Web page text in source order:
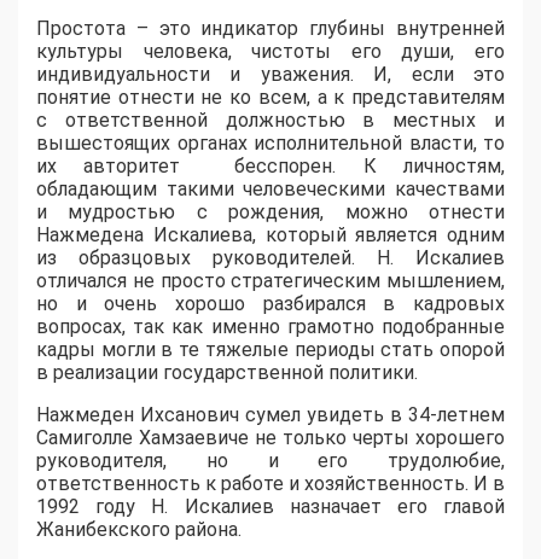
Простота – это индикатор глубины внутренней
культуры человека, чистоты его души, его
индивидуальности и уважения. И, если это
понятие отнести не ко всем, а к представителям
с ответственной должностью в местных и
вышестоящих органах исполнительной власти, то
их авторитет бесспорен. К личностям,
обладающим такими человеческими качествами
и мудростью с рождения, можно отнести
Нажмедена Искалиева, который является одним
из образцовых руководителей. Н. Искалиев
отличался не просто стратегическим мышлением,
но и очень хорошо разбирался в кадровых
вопросах, так как именно грамотно подобранные
кадры могли в те тяжелые периоды стать опорой
в реализации государственной политики.
Нажмеден Ихсанович сумел увидеть в 34-летнем
Самиголле Хамзаевиче не только черты хорошего
руководителя, но и его трудолюбие,
ответственность к работе и хозяйственность. И в
1992 году Н. Искалиев назначает его главой
Жанибекского района.